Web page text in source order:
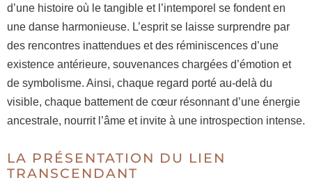
d’une histoire où le tangible et l’intemporel se fondent en
une danse harmonieuse. L’esprit se laisse surprendre par
des rencontres inattendues et des réminiscences d’une
existence antérieure, souvenances chargées d’émotion et
de symbolisme. Ainsi, chaque regard porté au-delà du
visible, chaque battement de cœur résonnant d’une énergie
ancestrale, nourrit l’âme et invite à une introspection intense.
LA PRÉSENTATION DU LIEN
TRANSCENDANT